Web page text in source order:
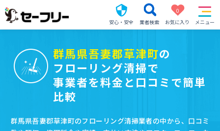
安心・安全 業者検索
0
お気に入り
メニュー
群馬県吾妻郡草津町の
フローリング清掃で
事業者を料金と口コミで簡単
比較
群馬県吾妻郡草津町のフローリング清掃業者の中から、口コミ